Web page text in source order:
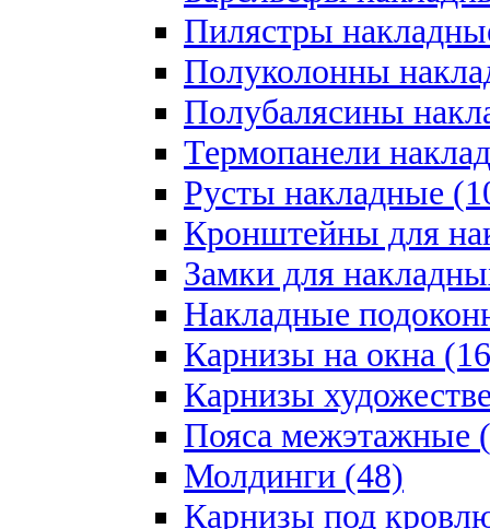
Пилястры
Полуколонны
Полубалясины
Термопанели
Русты накладные
Кронштейны для
Замки для
Накладные
Карнизы на окна
Карнизы
Пояса межэтажные
Молдинги (48)
Карнизы под